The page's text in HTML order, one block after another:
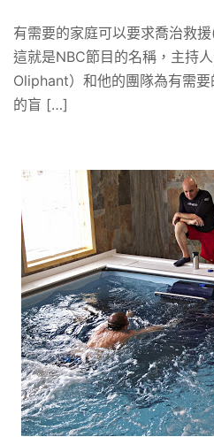
有需要的家庭可以要求喬治救
這就是NBC節目的名稱，主持
Oliphant）和他的團隊為有需
的盲 […]